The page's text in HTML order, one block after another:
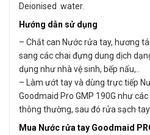
Deionised water.
Hướng dẫn sử dụng
– Chắt can Nước rửa tay, hương
sang các chai đựng dung dịch
dụng như nhà vệ sinh, bếp nấu,..
– Làm ướt tay và dùng trực tiếp
Goodmaid Pro GMP 190G như
thông thường, sau đó rửa sạch tay
Mua Nước rửa tay Goodmaid